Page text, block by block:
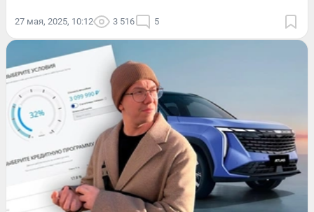
27 мая, 2025, 10:12 3 516 5